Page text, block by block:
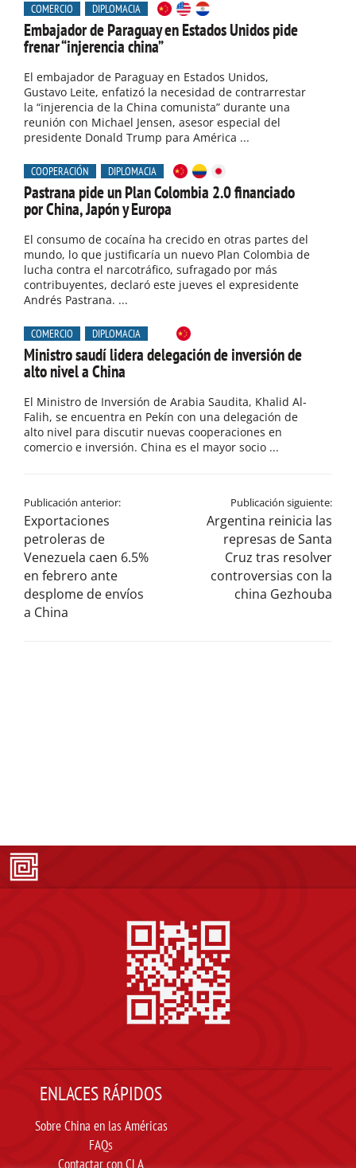
COMERCIO DIPLOMACIA
Embajador de Paraguay en Estados Unidos pide
frenar “injerencia china”
El embajador de Paraguay en Estados Unidos,
Gustavo Leite, enfatizó la necesidad de contrarrestar
la “injerencia de la China comunista” durante una
reunión con Michael Jensen, asesor especial del
presidente Donald Trump para América ...
COOPERACIÓN DIPLOMACIA
Pastrana pide un Plan Colombia 2.0 financiado
por China, Japón y Europa
El consumo de cocaína ha crecido en otras partes del
mundo, lo que justificaría un nuevo Plan Colombia de
lucha contra el narcotráfico, sufragado por más
contribuyentes, declaró este jueves el expresidente
Andrés Pastrana. ...
COMERCIO DIPLOMACIA
Ministro saudí lidera delegación de inversión de
alto nivel a China
El Ministro de Inversión de Arabia Saudita, Khalid Al-
Falih, se encuentra en Pekín con una delegación de
alto nivel para discutir nuevas cooperaciones en
comercio e inversión. China es el mayor socio ...
Publicación anterior:
Exportaciones
petroleras de
Venezuela caen 6.5%
en febrero ante
desplome de envíos
a China
Publicación siguiente:
Argentina reinicia las
represas de Santa
Cruz tras resolver
controversias con la
china Gezhouba
ENLACES RÁPIDOS
Sobre China en las Américas
FAQs
Contactar con CLA